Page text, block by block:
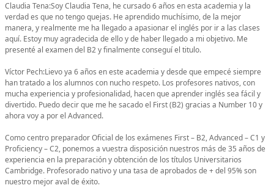
Claudia Tena:Soy Claudia Tena, he cursado 6 años en esta academia y la
verdad es que no tengo quejas. He aprendido muchísimo, de la mejor
manera, y realmente me ha llegado a apasionar el inglés por ir a las clases
aquí. Estoy muy agradecida de ello y de haber llegado a mi objetivo. Me
presenté al examen del B2 y finalmente conseguí el titulo.
Víctor Pech:Lievo ya 6 años en este academia y desde que empecé siempre
han tratado a los alumnos con nucho respeto. Los profesores nativos, con
mucha experiencia y profesionalidad, hacen que aprender inglés sea fácil y
divertido. Puedo decir que me he sacado el First (B2) gracias a Number 10 y
ahora voy a por el Advanced.
Como centro preparador Oficial de los exámenes First – B2, Advanced – C1 y
Proficiency – C2, ponemos a vuestra disposición nuestros más de 35 años de
experiencia en la preparación y obtención de los títulos Universitarios
Cambridge. Profesorado nativo y una tasa de aprobados de + del 95% son
nuestro mejor aval de éxito.